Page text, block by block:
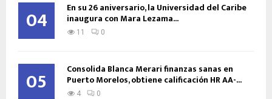
04 En su 26 aniversario, la Universidad del Caribe
inaugura con Mara Lezama...
11 0
05 Consolida Blanca Merari finanzas sanas en
Puerto Morelos, obtiene calificación HR AA-...
4 0